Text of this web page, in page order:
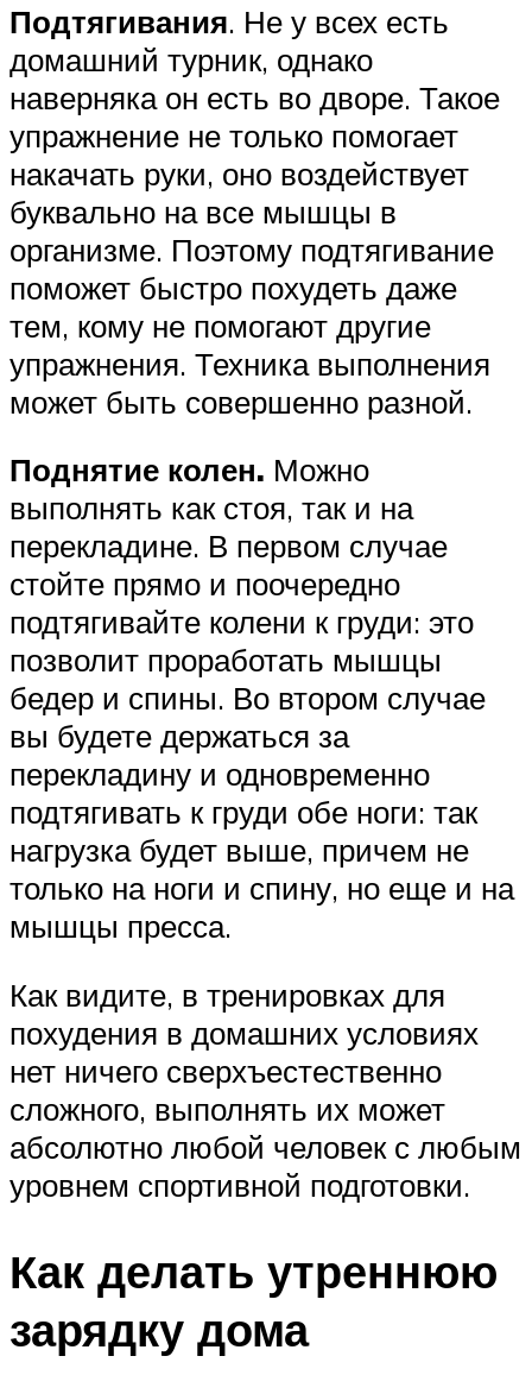
Подтягивания. Не у всех есть
домашний турник, однако
наверняка он есть во дворе. Такое
упражнение не только помогает
накачать руки, оно воздействует
буквально на все мышцы в
организме. Поэтому подтягивание
поможет быстро похудеть даже
тем, кому не помогают другие
упражнения. Техника выполнения
может быть совершенно разной.
Поднятие колен. Можно
выполнять как стоя, так и на
перекладине. В первом случае
стойте прямо и поочередно
подтягивайте колени к груди: это
позволит проработать мышцы
бедер и спины. Во втором случае
вы будете держаться за
перекладину и одновременно
подтягивать к груди обе ноги: так
нагрузка будет выше, причем не
только на ноги и спину, но еще и на
мышцы пресса.
Как видите, в тренировках для
похудения в домашних условиях
нет ничего сверхъестественно
сложного, выполнять их может
абсолютно любой человек с любым
уровнем спортивной подготовки.
Как делать утреннюю
зарядку дома